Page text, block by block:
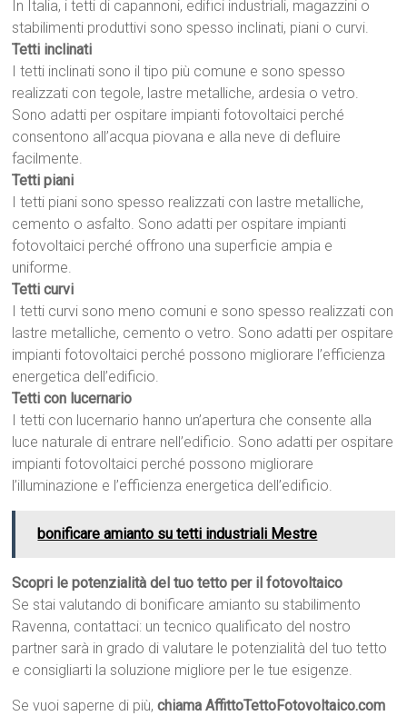
In Italia, i tetti di capannoni, edifici industriali, magazzini o
stabilimenti produttivi sono spesso inclinati, piani o curvi.
Tetti inclinati
I tetti inclinati sono il tipo più comune e sono spesso
realizzati con tegole, lastre metalliche, ardesia o vetro.
Sono adatti per ospitare impianti fotovoltaici perché
consentono all’acqua piovana e alla neve di defluire
facilmente.
Tetti piani
I tetti piani sono spesso realizzati con lastre metalliche,
cemento o asfalto. Sono adatti per ospitare impianti
fotovoltaici perché offrono una superficie ampia e
uniforme.
Tetti curvi
I tetti curvi sono meno comuni e sono spesso realizzati con
lastre metalliche, cemento o vetro. Sono adatti per ospitare
impianti fotovoltaici perché possono migliorare l’efficienza
energetica dell’edificio.
Tetti con lucernario
I tetti con lucernario hanno un’apertura che consente alla
luce naturale di entrare nell’edificio. Sono adatti per ospitare
impianti fotovoltaici perché possono migliorare
l’illuminazione e l’efficienza energetica dell’edificio.
bonificare amianto su tetti industriali Mestre
Scopri le potenzialità del tuo tetto per il fotovoltaico
Se stai valutando di bonificare amianto su stabilimento
Ravenna, contattaci: un tecnico qualificato del nostro
partner sarà in grado di valutare le potenzialità del tuo tetto
e consigliarti la soluzione migliore per le tue esigenze.
Se vuoi saperne di più,chiama AffittoTettoFotovoltaico.com